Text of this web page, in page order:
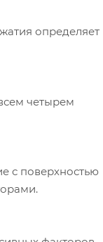
определяет
четырем
с поверхностью